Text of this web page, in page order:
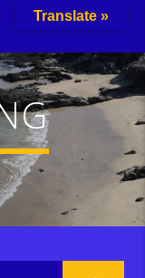
Translate »